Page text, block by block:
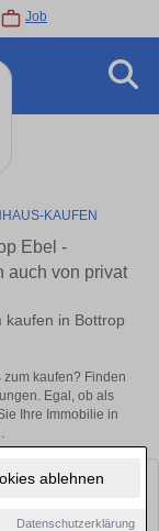
ablehnen
Datenschutzerklärung
Job
KAUFEN
Ebel -
auch von privat
kaufen in Bottrop
kaufen? Finden
Egal, ob als
Ihre Immobilie in